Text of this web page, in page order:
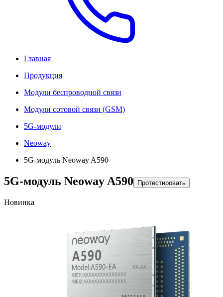
Главная
Продукция
Модули беспроводной связи
Модули сотовой связи (GSM)
5G-модули
Neoway
5G-модуль Neoway A590
5G-модуль Neoway A590 Протестировать
Новинка